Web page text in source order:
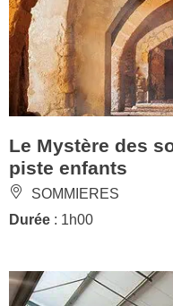
Le Mystère des
piste enfants
SOMMIERES
Durée : 1h00